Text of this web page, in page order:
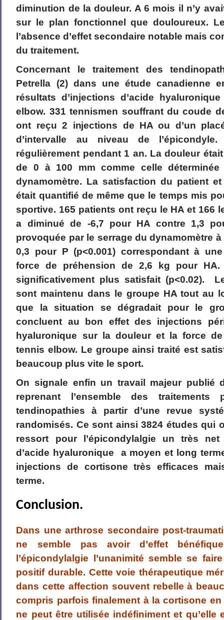
diminution de la douleur. A 6 mois il n’y
sur le plan fonctionnel que douloureux.
l’absence d’effet secondaire notable mais
du traitement.
Concernant le traitement des
Petrella (2) dans une étude canadienne
résultats d’injections d’acide
elbow. 331 tennismen souffrant du coude
ont reçu 2 injections de HA ou d’un
d’intervalle au niveau de
régulièrement pendant 1 an. La douleur
de 0 à 100 mm comme celle déterminée
dynamomètre. La satisfaction du patient
était quantifié de même que le temps mis
sportive. 165 patients ont reçu le HA et 166
a diminué de -6,7 pour HA contre 1,3
provoquée par le serrage du dynamomètre à
0,3 pour P (p<0.001) correspondant à
force de préhension de 2,6 kg pour
significativement plus satisfait (p<0.02).
sont maintenu dans le groupe HA tout au
que la situation se dégradait pour le
concluent au bon effet des injections
hyaluronique sur la douleur et la force
tennis elbow. Le groupe ainsi traité est
beaucoup plus vite le sport.
On signale enfin un travail majeur publié
reprenant l’ensemble des traitements
tendinopathies à partir d’une revue
randomisés. Ce sont ainsi 3824 études qui
ressort pour l’épicondylalgie un très
d’acide hyaluronique a moyen et long
injections de cortisone très efficaces
terme.
Conclusion.
Dans une arthrose secondaire post-
ne semble pas avoir d’effet
l’épicondylalgie l’unanimité semble se
positif durable. Cette voie thérapeutique
dans cette affection souvent rebelle à
compris parfois finalement à la cortisone
ne peut être utilisée indéfiniment et qu’elle